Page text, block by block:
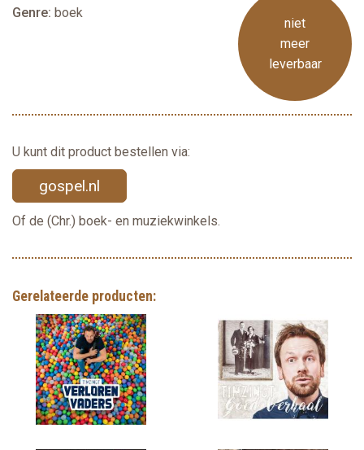
Genre: boek
niet
meer
leverbaar
U kunt dit product bestellen via:
gospel.nl
Of de (Chr.) boek- en muziekwinkels.
Gerelateerde producten: